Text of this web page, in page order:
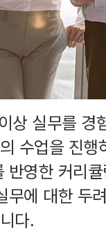
상 실무를 경
수업을 진
반영한 커리
무에 대한 두
다.